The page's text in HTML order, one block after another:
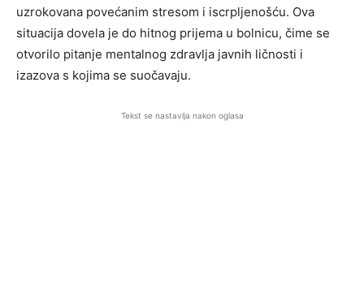
uzrokovana povećanim stresom i iscrpljenošću. Ova
situacija dovela je do hitnog prijema u bolnicu, čime se
otvorilo pitanje mentalnog zdravlja javnih ličnosti i
izazova s kojima se suočavaju.
Tekst se nastavlja nakon oglasa